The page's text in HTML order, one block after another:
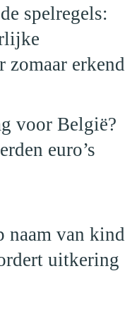
spelregels:
zomaar erkend
voor België?
euro’s
van kind
uitkering